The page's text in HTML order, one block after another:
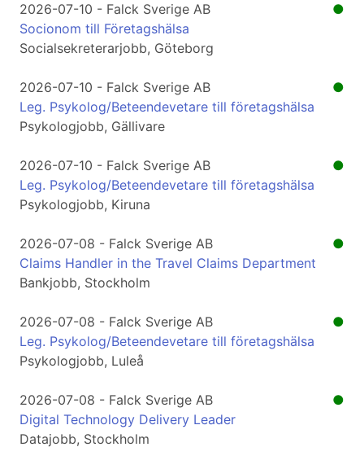
●
2026-07-10 - Falck Sverige AB
Socionom till Företagshälsa
Socialsekreterarjobb, Göteborg
●
2026-07-10 - Falck Sverige AB
Leg. Psykolog/Beteendevetare till företagshälsa
Psykologjobb, Gällivare
●
2026-07-10 - Falck Sverige AB
Leg. Psykolog/Beteendevetare till företagshälsa
Psykologjobb, Kiruna
●
2026-07-08 - Falck Sverige AB
Claims Handler in the Travel Claims Department
Bankjobb, Stockholm
●
2026-07-08 - Falck Sverige AB
Leg. Psykolog/Beteendevetare till företagshälsa
Psykologjobb, Luleå
●
2026-07-08 - Falck Sverige AB
Digital Technology Delivery Leader
Datajobb, Stockholm